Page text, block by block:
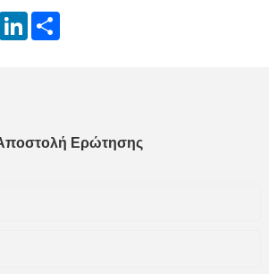
PinterestLinkedIn
Ερώτησης